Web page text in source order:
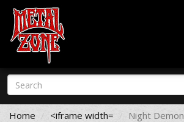
Skip
main
content
Search
form
Search
Home <iframe width= Night Demon